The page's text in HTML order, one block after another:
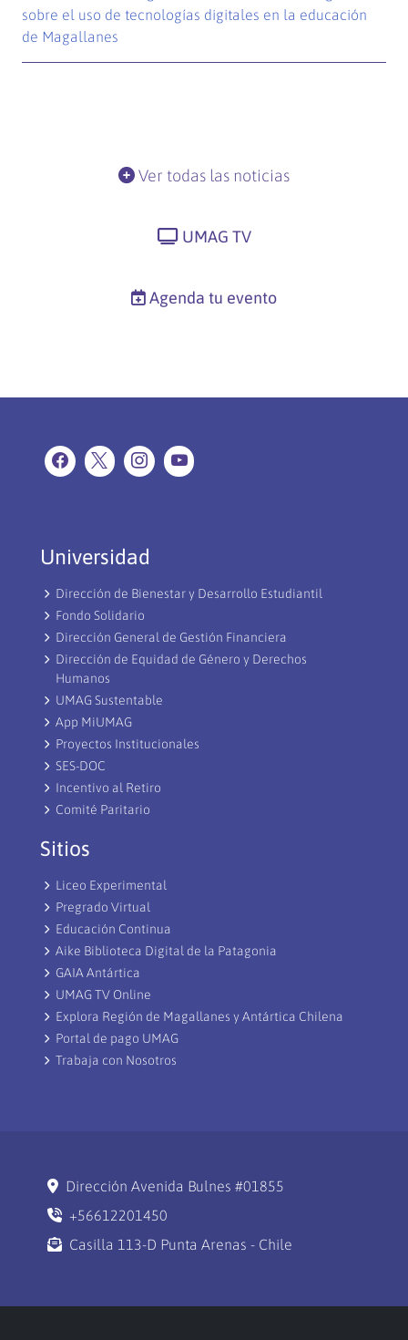
sobre el uso de tecnologías digitales en la educación
de Magallanes
Ver todas las noticias
UMAG TV
Agenda tu evento
Universidad
Dirección de Bienestar y Desarrollo Estudiantil
Fondo Solidario
Dirección General de Gestión Financiera
Dirección de Equidad de Género y Derechos
Humanos
UMAG Sustentable
App MiUMAG
Proyectos Institucionales
SES-DOC
Incentivo al Retiro
Comité Paritario
Sitios
Liceo Experimental
Pregrado Virtual
Educación Continua
Aike Biblioteca Digital de la Patagonia
GAIA Antártica
UMAG TV Online
Explora Región de Magallanes y Antártica Chilena
Portal de pago UMAG
Trabaja con Nosotros
Dirección Avenida Bulnes #01855
+56612201450
Casilla 113-D Punta Arenas - Chile